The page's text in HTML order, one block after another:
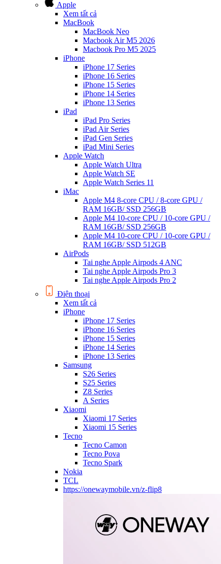
Apple
Xem tất cả
MacBook
MacBook Neo
Macbook Air M5 2026
Macbook Pro M5 2025
iPhone
iPhone 17 Series
iPhone 16 Series
iPhone 15 Series
iPhone 14 Series
iPhone 13 Series
iPad
iPad Pro Series
iPad Air Series
iPad Gen Series
iPad Mini Series
Apple Watch
Apple Watch Ultra
Apple Watch SE
Apple Watch Series 11
iMac
Apple M4 8-core CPU / 8-core GPU /
RAM 16GB/ SSD 256GB
Apple M4 10-core CPU / 10-core GPU /
RAM 16GB/ SSD 256GB
Apple M4 10-core CPU / 10-core GPU /
RAM 16GB/ SSD 512GB
AirPods
Tai nghe Apple Airpods 4 ANC
Tai nghe Apple Airpods Pro 3
Tai nghe Apple Airpods Pro 2
Điện thoại
Xem tất cả
iPhone
iPhone 17 Series
iPhone 16 Series
iPhone 15 Series
iPhone 14 Series
iPhone 13 Series
Samsung
S26 Series
S25 Series
Z8 Series
A Series
Xiaomi
Xiaomi 17 Series
Xiaomi 15 Series
Tecno
Tecno Camon
Tecno Pova
Tecno Spark
Nokia
TCL
https://onewaymobile.vn/z-flip8